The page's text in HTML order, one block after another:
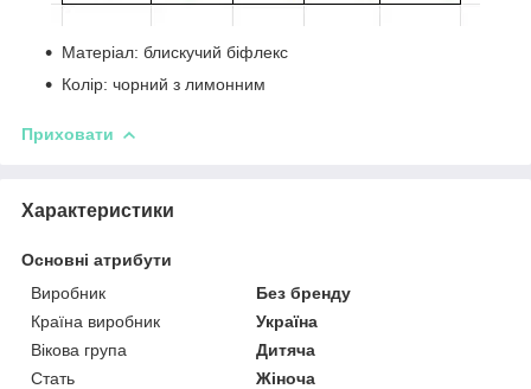
Матеріал: блискучий біфлекс
Колір: чорний з лимонним
Приховати
Характеристики
Основні атрибути
Виробник
Без бренду
Країна виробник
Україна
Вікова група
Дитяча
Стать
Жіноча